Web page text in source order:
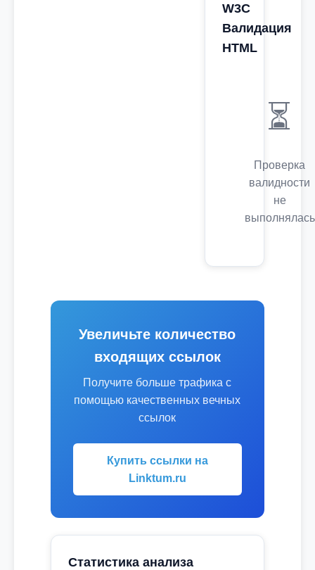
W3C
Валидация
HTML
⏳
Проверка
валидности
не
выполнялась
Увеличьте количество
входящих ссылок
Получите больше трафика с
помощью качественных вечных
ссылок
Купить ссылки на
Linktum.ru
Статистика анализа